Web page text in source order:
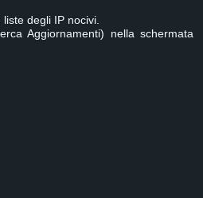
degli IP nocivi.
Aggiornamenti) nella schermata